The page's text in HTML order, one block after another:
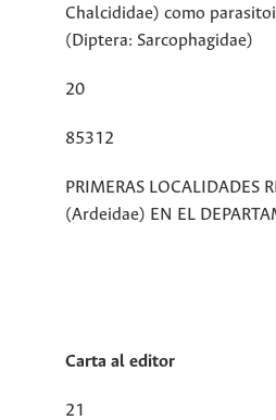
Chalcididae) como
(Diptera: Sarcophagidae)
20
85312
PRIMERAS LOCALIDADES
(Ardeidae) EN EL
Carta al editor
21